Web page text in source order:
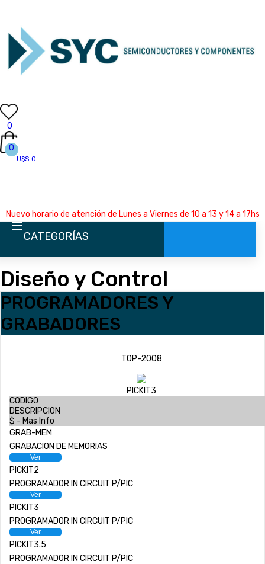
0
0
U$S 0
Nuevo horario de atención de Lunes a Viernes de 10 a 13 y 14 a 17hs
CATEGORÍAS
INICIO
LA EMPRESA
ENVÍOS
CONTACTO
Diseño y Control
PROGRAMADORES Y
GRABADORES
TOP-2008
PICKIT3
CODIGO
DESCRIPCION
$ - Mas Info
GRAB-MEM
GRABACION DE MEMORIAS
Ver
PICKIT2
PROGRAMADOR IN CIRCUIT P/PIC
Ver
PICKIT3
PROGRAMADOR IN CIRCUIT P/PIC
Ver
PICKIT3.5
PROGRAMADOR IN CIRCUIT P/PIC